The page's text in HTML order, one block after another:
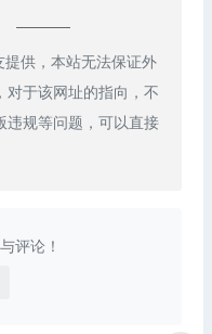
供，本站无法保证外
对于该网址的指向，不
违规等问题，可以直接
评论！